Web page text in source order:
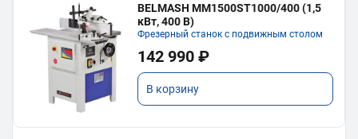
BELMASH MM1500ST1000/400 (1,5
кВт, 400 В)
Фрезерный станок с подвижным столом
142 990 ₽
В корзину